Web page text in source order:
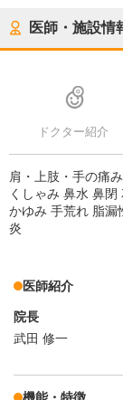
医師・施設情
ドクター紹介
肩・上肢・手の痛み
くしゃみ 鼻水 鼻閉
かゆみ 手荒れ 脂漏
炎
医師紹介
院長
武田 修一